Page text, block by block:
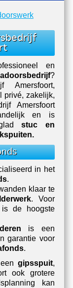
en
?
Amersfoort,
privé, zakelijk,
Amersfoort
en is
stuc en
in het
.
klaar te
. Voor
is de hoogste
is een
garantie voor
.
gipsspuit,
ook grotere
kan